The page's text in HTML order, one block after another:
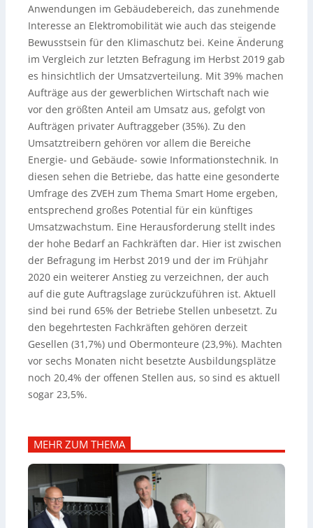
Anwendungen im Gebäudebereich, das zunehmende
Interesse an Elektromobilität wie auch das steigende
Bewusstsein für den Klimaschutz bei. Keine Änderung
im Vergleich zur letzten Befragung im Herbst 2019 gab
es hinsichtlich der Umsatzverteilung. Mit 39% machen
Aufträge aus der gewerblichen Wirtschaft nach wie
vor den größten Anteil am Umsatz aus, gefolgt von
Aufträgen privater Auftraggeber (35%). Zu den
Umsatztreibern gehören vor allem die Bereiche
Energie- und Gebäude- sowie Informationstechnik. In
diesen sehen die Betriebe, das hatte eine gesonderte
Umfrage des ZVEH zum Thema Smart Home ergeben,
entsprechend großes Potential für ein künftiges
Umsatzwachstum. Eine Herausforderung stellt indes
der hohe Bedarf an Fachkräften dar. Hier ist zwischen
der Befragung im Herbst 2019 und der im Frühjahr
2020 ein weiterer Anstieg zu verzeichnen, der auch
auf die gute Auftragslage zurückzuführen ist. Aktuell
sind bei rund 65% der Betriebe Stellen unbesetzt. Zu
den begehrtesten Fachkräften gehören derzeit
Gesellen (31,7%) und Obermonteure (23,9%). Machten
vor sechs Monaten nicht besetzte Ausbildungsplätze
noch 20,4% der offenen Stellen aus, so sind es aktuell
sogar 23,5%.
MEHR ZUM THEMA